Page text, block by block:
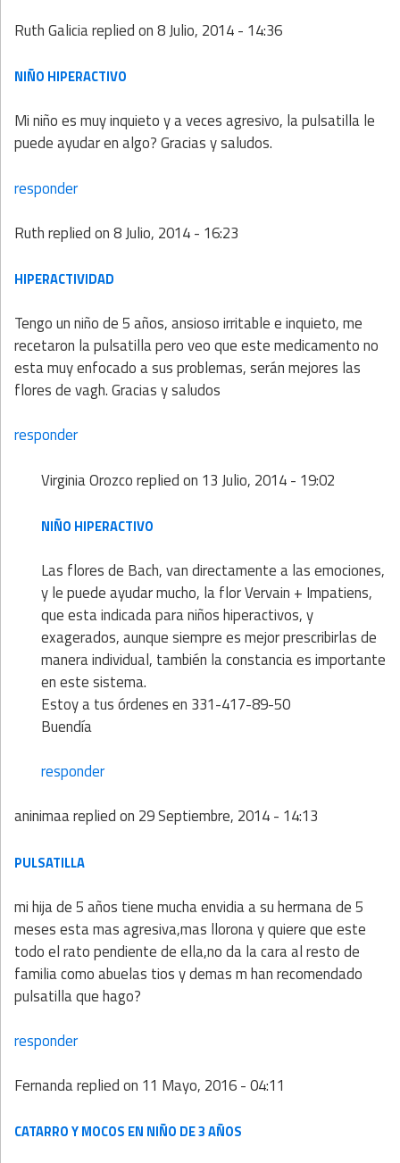
Ruth Galiciareplied on8 Julio, 2014 - 14:36
NIÑO HIPERACTIVO
Mi niño es muy inquieto y a veces agresivo, la pulsatilla le
puede ayudar en algo? Gracias y saludos.
responder
Ruthreplied on8 Julio, 2014 - 16:23
HIPERACTIVIDAD
Tengo un niño de 5 años, ansioso irritable e inquieto, me
recetaron la pulsatilla pero veo que este medicamento no
esta muy enfocado a sus problemas, serán mejores las
flores de vagh. Gracias y saludos
responder
Virginia Orozcoreplied on 13 Julio, 2014 - 19:02
NIÑO HIPERACTIVO
Las flores de Bach, van directamente a las emociones,
y le puede ayudar mucho, la flor Vervain + Impatiens,
que esta indicada para niños hiperactivos, y
exagerados, aunque siempre es mejor prescribirlas de
manera individual, también la constancia es importante
en este sistema.
Estoy a tus órdenes en 331-417-89-50
Buendía
responder
aninimaareplied on 29 Septiembre, 2014 - 14:13
PULSATILLA
mi hija de 5 años tiene mucha envidia a su hermana de 5
meses esta mas agresiva,mas llorona y quiere que este
todo el rato pendiente de ella,no da la cara al resto de
familia como abuelas tios y demas m han recomendado
pulsatilla que hago?
responder
Fernandareplied on 11 Mayo, 2016 - 04:11
CATARRO Y MOCOS EN NIÑO DE 3 AÑOS